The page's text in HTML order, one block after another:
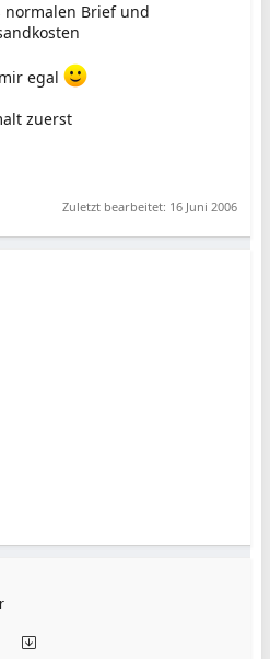
normalen Brief und
egal
zuerst
Zuletzt bearbeitet: 16 Juni 2006